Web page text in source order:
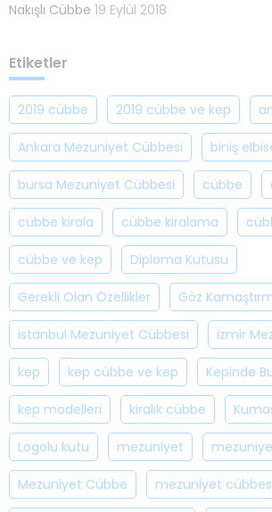
Nakışlı Cübbe 19 Eylül 2018
Etiketler
2019 cübbe 2019 cübbe ve kep
Ankara Mezuniyet Cübbesi biniş
bursa Mezuniyet Cübbesi cübbe
cübbe kirala cübbe kiralama
cübbe ve kep Diploma Kutusu
Gerekli Olan Özellikler Göz
istanbul Mezuniyet Cübbesi izmir
kep kep cübbe ve kep Kepinde
kep modelleri kiralık cübbe
Logolu kutu mezuniyet
Mezuniyet Cübbe mezuniyet